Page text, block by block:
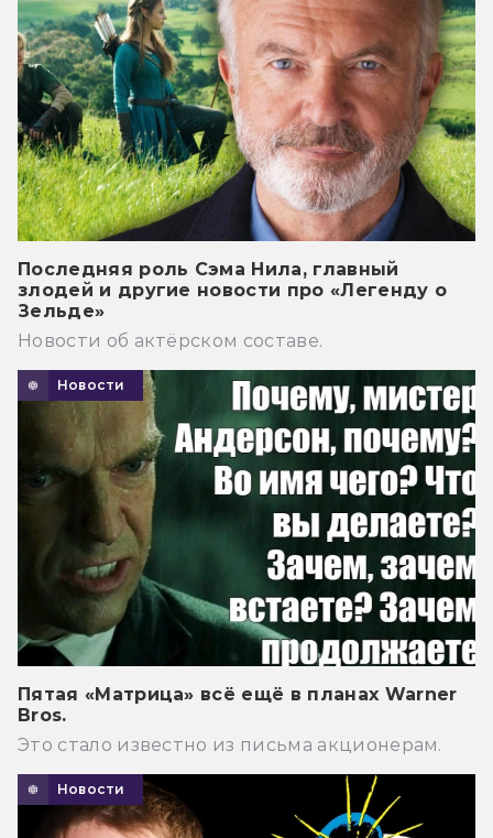
Последняя роль Сэма Нила, главный
злодей и другие новости про «Легенду о
Зельде»
Новости об актёрском составе.
Новости
Пятая «Матрица» всё ещё в планах Warner
Bros.
Это стало известно из письма акционерам.
Новости